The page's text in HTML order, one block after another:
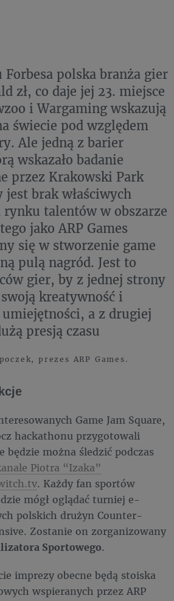
Forbesa polska branża gier
zł, co daje jej 23. miejsce
i Wargaming wskazują
świecie pod względem
Ale jedną z barier
wskazało badanie
przez Krakowski Park
brak właściwych
talentów w obszarze
jako ARP Games
się w stworzenie game
pulą nagród. Jest to
gier, by z jednej strony
kreatywność i
a z drugiej
presją czasu
prezes ARP Games.
Game Jam Square,
hackathonu przygotowali
można śledzić podczas
Piotra “Izaka”
. Każdy fan sportów
mógł oglądać turniej e-
polskich drużyn Counter-
Zostanie on zorganizowany
Sportowego.
imprezy obecne będą stoiska
wspieranych przez ARP